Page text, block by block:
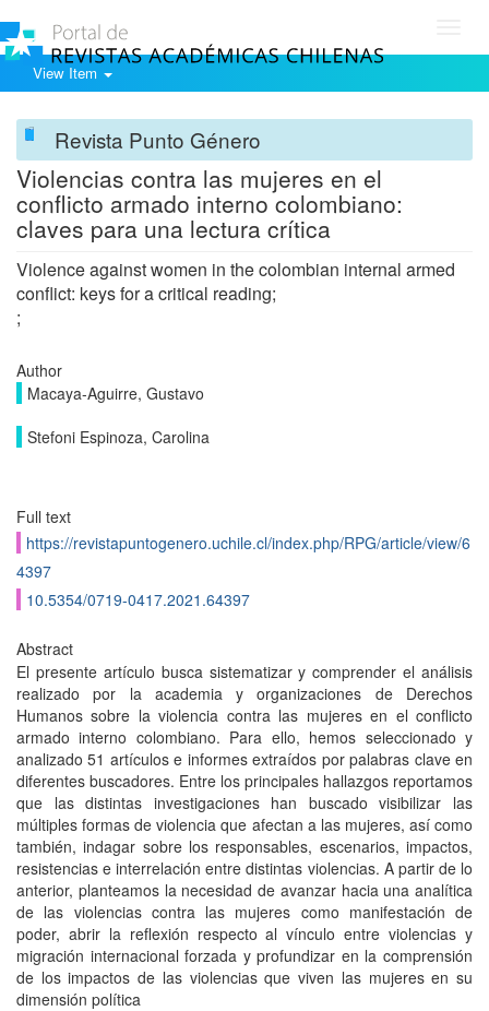
View Item
Revista Punto Género
Violencias contra las mujeres en el
conflicto armado interno colombiano:
claves para una lectura crítica
Violence against women in the colombian internal armed
conflict: keys for a critical reading;
;
Author
Macaya-Aguirre, Gustavo
Stefoni Espinoza, Carolina
Full text
https://revistapuntogenero.uchile.cl/index.php/RPG/article/view/6
4397
10.5354/0719-0417.2021.64397
Abstract
El presente artículo busca sistematizar y comprender el análisis
realizado por la academia y organizaciones de Derechos
Humanos sobre la violencia contra las mujeres en el conflicto
armado interno colombiano. Para ello, hemos seleccionado y
analizado 51 artículos e informes extraídos por palabras clave en
diferentes buscadores. Entre los principales hallazgos reportamos
que las distintas investigaciones han buscado visibilizar las
múltiples formas de violencia que afectan a las mujeres, así como
también, indagar sobre los responsables, escenarios, impactos,
resistencias e interrelación entre distintas violencias. A partir de lo
anterior, planteamos la necesidad de avanzar hacia una analítica
de las violencias contra las mujeres como manifestación de
poder, abrir la reflexión respecto al vínculo entre violencias y
migración internacional forzada y profundizar en la comprensión
de los impactos de las violencias que viven las mujeres en su
dimensión política